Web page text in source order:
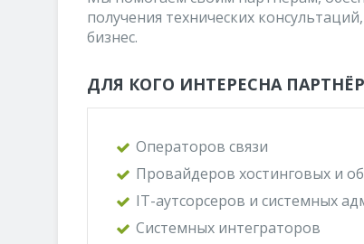
получения технических
бизнес.
ДЛЯ КОГО ИНТЕРЕСНА
Операторов связи
Провайдеров хостинговых и
IT-аутсорсеров и системных
Системных интеграторов